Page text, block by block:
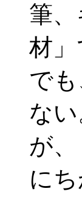
筆
材
で
な
が
に